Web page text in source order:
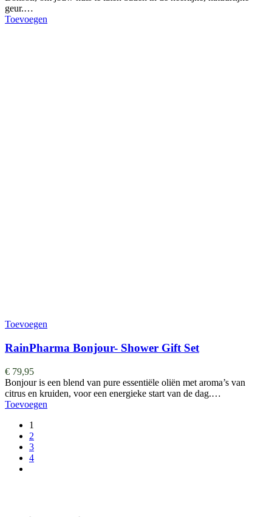
geur.…
Toevoegen
Toevoegen
RainPharma Bonjour- Shower Gift Set
€ 79,95
Bonjour is een blend van pure essentiële oliën met aroma’s van
citrus en kruiden, voor een energieke start van de dag.…
Toevoegen
1
2
3
4